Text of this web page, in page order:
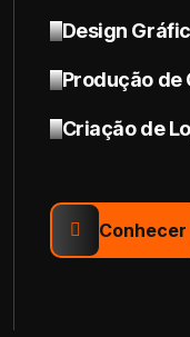
Design
Produção de
Criação de